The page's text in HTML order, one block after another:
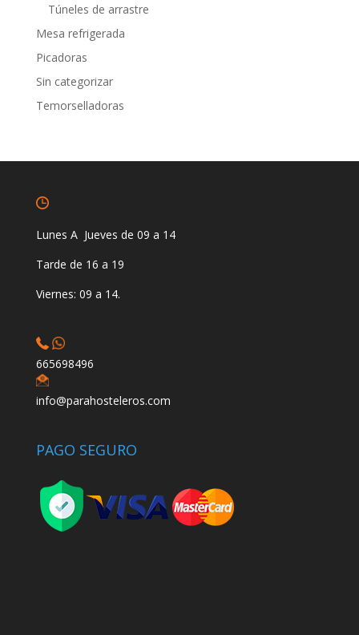
Túneles de arrastre
Mesa refrigerada
Picadoras
Sin categorizar
Temorselladoras
Lunes A Jueves de 09 a 14
Tarde de 16 a 19
Viernes: 09 a 14.
665698496
info@parahosteleros.com
PAGO SEGURO